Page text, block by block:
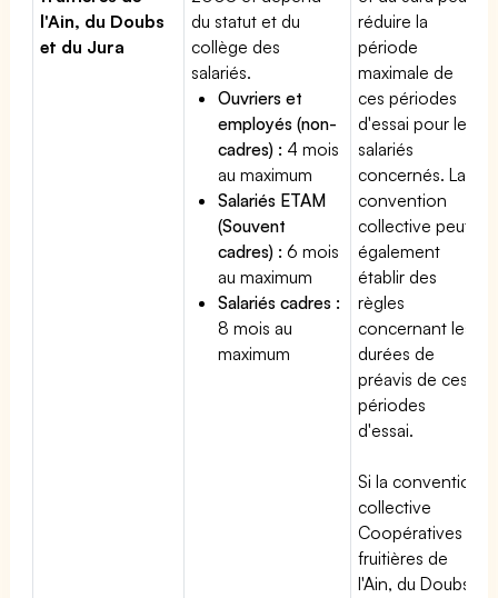
l'Ain, du Doubs
et du Jura
du statut et du
collège des
salariés.
Ouvriers et
employés (non-
cadres) : 4 mois
au maximum
Salariés ETAM
(Souvent
cadres) : 6 mois
au maximum
Salariés cadres :
8 mois au
maximum
réduire la
période
maximale de
ces périodes
d'essai pour les
salariés
concernés. La
convention
collective peut
également
établir des
règles
concernant les
durées de
préavis de ces
périodes
d'essai.
Si la convention
collective
Coopératives
fruitières de
l'Ain, du Doubs